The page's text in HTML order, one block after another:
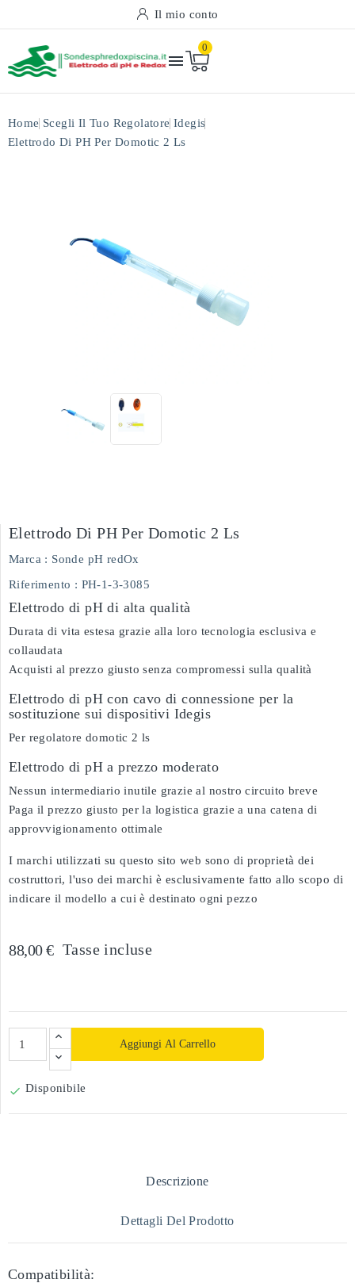
Il mio conto

0
Home Scegli Il Tuo Regolatore Idegis
Elettrodo Di PH Per Domotic 2 Ls
Elettrodo Di PH Per Domotic 2 Ls
Marca : Sonde pH redOx
Riferimento : PH-1-3-3085
Elettrodo di pH di alta qualità
Durata di vita estesa grazie alla loro tecnologia esclusiva e
collaudata
Acquisti al prezzo giusto senza compromessi sulla qualità
Elettrodo di pH con cavo di connessione per la
sostituzione sui dispositivi Idegis
Per regolatore domotic 2 ls
Elettrodo di pH a prezzo moderato
Nessun intermediario inutile grazie al nostro circuito breve
Paga il prezzo giusto per la logistica grazie a una catena di
approvvigionamento ottimale
I marchi utilizzati su questo sito web sono di proprietà dei
costruttori, l'uso dei marchi è esclusivamente fatto allo scopo di
indicare il modello a cui è destinato ogni pezzo
88,00 € Tasse incluse
Aggiungi Al Carrello
 Disponibile
Descrizione
Dettagli Del Prodotto
Compatibilità: